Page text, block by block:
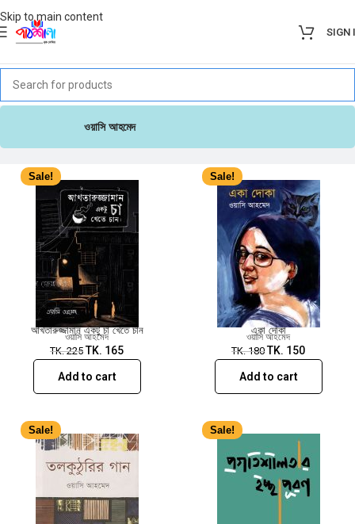
Skip to main content
SIGN
ওয়াসি আহমেদ
Sale!
আখতারুজ্জামান একটু চা খেতে চান
ওয়াসি আহমেদ
TK.225 TK. 165
Add to cart
Sale!
একা দোকা
ওয়াসি আহমেদ
TK.180 TK. 150
Add to cart
Sale! Sale!